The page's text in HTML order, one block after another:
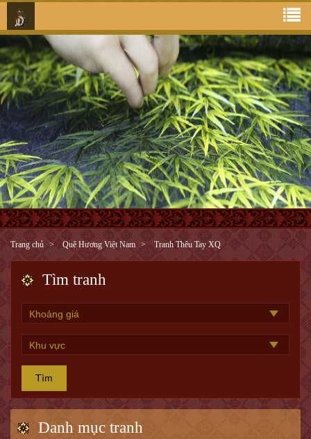
Trang chủ Quê Hương Việt Nam Tranh Thêu Tay XQ
Tìm tranh
Tìm
Danh mục tranh